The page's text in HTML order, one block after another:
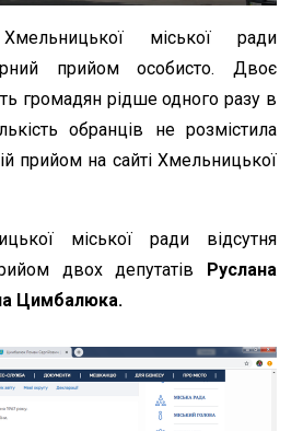
міської ради
прийом особисто. Двоє
громадян рідше одного разу в
обранців не розмістила
прийом на сайті Хмельницької
міської ради відсутня
двох депутатів Руслана
Цимбалюка.